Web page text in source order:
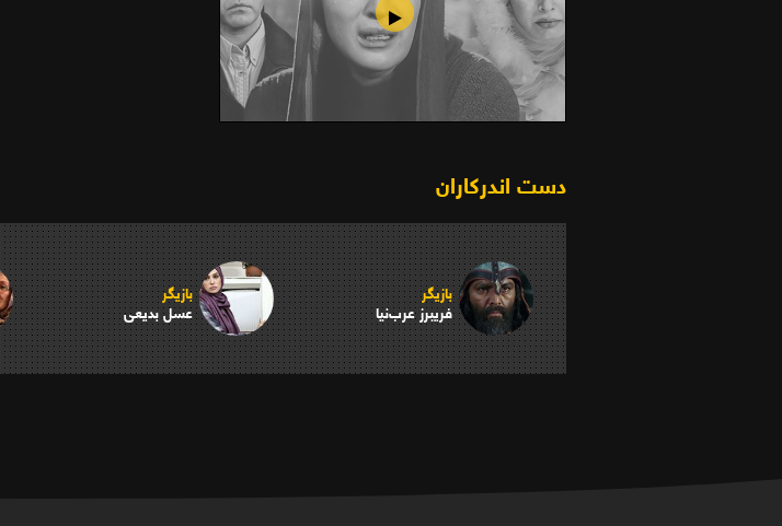
دست اندرکاران
بازیگر
فریبرز عرب‌نیا
بازیگر
عسل بدیعی